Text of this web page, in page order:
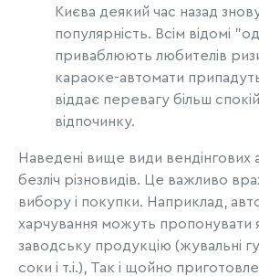
Києва деякий час назад
популярність. Всім відомі
приваблюють любителів
караоке-автомати
віддає перевагу більш
відпочинку.
Наведені вище види вендінгових
безліч різновидів. Це важливо
вибору і покупки. Наприклад,
харчування можуть пропонувати
заводську продукцію (жувальні
соки і т.і.), Так і щойно